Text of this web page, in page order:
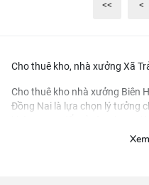
<< <
Cho thuê kho, nhà xưởng Xã
Cho thuê kho nhà xưởng Biên
Đồng Nai là lựa chọn lý tưởng
khu vực này được biết đến với